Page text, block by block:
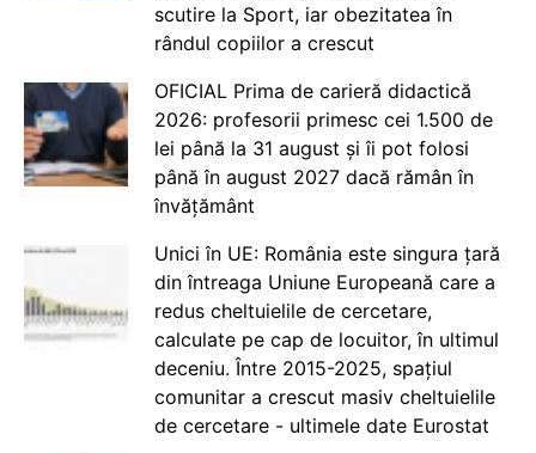
scutire la Sport, iar obezitatea în
rândul copiilor a crescut
OFICIAL Prima de carieră didactică
2026: profesorii primesc cei 1.500 de
lei până la 31 august și îi pot folosi
până în august 2027 dacă rămân în
învățământ
Unici în UE: România este singura țară
din întreaga Uniune Europeană care a
redus cheltuielile de cercetare,
calculate pe cap de locuitor, în ultimul
deceniu. Între 2015-2025, spațiul
comunitar a crescut masiv cheltuielile
de cercetare - ultimele date Eurostat